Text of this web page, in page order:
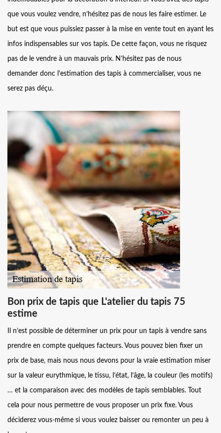
que vous voulez vendre, n’hésitez pas de nous les faire estimer. Le
but est que vous puissiez passer à la mise en vente tout en ayant les
infos indispensables sur vos tapis. De cette façon, vous ne risquez
pas de le vendre à un mauvais prix. N’hésitez pas de nous
demander donc l’estimation des tapis à commercialiser, vous ne
serez pas déçu.
Bon prix de tapis que L'atelier du tapis 75
estime
Il n’est possible de déterminer un prix pour un tapis à vendre sans
prendre en compte quelques facteurs. Vous pouvez bien fixer un
prix de base, mais nous nous devons pour la vraie estimation miser
sur la valeur eurythmique, le tissu, l’état, l’âge, la couleur (les motifs)
… et la comparaison avec des modèles de tapis semblables. Tout
cela pour nous permettre de vous proposer un prix fixe. Vous
déciderez vous-même si vous voulez baisser ou remonter un peu à